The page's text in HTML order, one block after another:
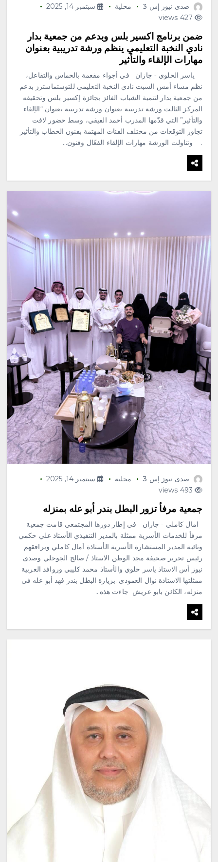
صدى نيوز إس 3 محلية
سبتمبر 14, 2025
427 views
ضمن برنامج اكسير بلس وبدعم من جمعية بدار
نادي النخبة التعليمي ينظم ورشة تدريبية بعنوان
مهارات الإلقاء والتأثير
ياسر الحلوي ‐ جازان في أجواء مفعمة بالحماس والتفاعل،
نظم مساء أمس السبت نادي النخبة التعليمي للتوستماسترز بدعم
من جمعية بدار لتنمية الشباب الفائز بجائزة إكسير بلس وتحقيقه
المركز الثالث ورشة تدريبية بعنوان ورشة تدريبية بعنوان “الإلقاء
والتأثير” التي قدّمها المدرب أحمد الفيفي، وسط حضور لافت
تجاوز التوقعات من مختلف الفئات المهتمة بفنون الخطاب والتأثير
. وتناولت الورشة مهارات الإلقاء الفعّال وفنون…
صدى نيوز إس 3 محلية
سبتمبر 14, 2025
493 views
جمعية مرفأ تزور البطل بندر أبو عله بمنزله
امال كاملي ‐ جازان في إطار دورها المجتمعي قامت جمعية
مرفأ للخدمات الأسرية ممثلة بالمدير التنفيذي الأستاذ علي حكمي
ونائبة المدير المستشارة الأسرية الأستاذة آمال كاملي وبرافقهم
رئيس تحرير صحيفة مجد الوطن الاستاذ / صالح الجوحلي وصدى
نيوز أس الاستاذ ياسر حلوي والأستاذ محمد كليبي وروافد العربية
ممثلتها الاستاذة نوال العمودي .بزيارة البطل بندر فهد أبو عله في
منزله، الكائن بابو عريش جاءت هذه…